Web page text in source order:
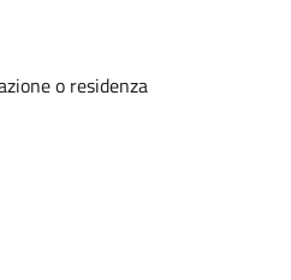
o residenza